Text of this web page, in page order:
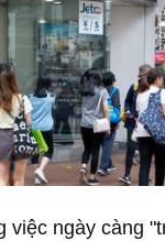
việc ngày càng